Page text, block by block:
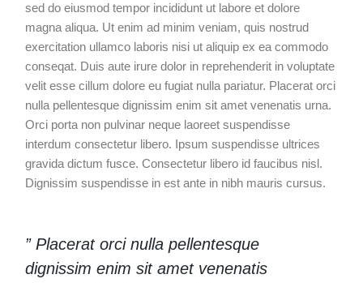
sed do eiusmod tempor incididunt ut labore et dolore
magna aliqua. Ut enim ad minim veniam, quis nostrud
exercitation ullamco laboris nisi ut aliquip ex ea commodo
conseqat. Duis aute irure dolor in reprehenderit in voluptate
velit esse cillum dolore eu fugiat nulla pariatur. Placerat orci
nulla pellentesque dignissim enim sit amet venenatis urna.
Orci porta non pulvinar neque laoreet suspendisse
interdum consectetur libero. Ipsum suspendisse ultrices
gravida dictum fusce. Consectetur libero id faucibus nisl.
Dignissim suspendisse in est ante in nibh mauris cursus.
” Placerat orci nulla pellentesque
dignissim enim sit amet venenatis